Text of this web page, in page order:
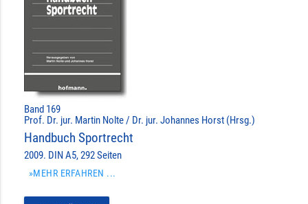
Band 169
Prof. Dr. jur. Martin Nolte / Dr. jur. Johannes Horst (Hrsg.)
Handbuch Sportrecht
2009. DIN A5, 292 Seiten
»MEHR ERFAHREN ...